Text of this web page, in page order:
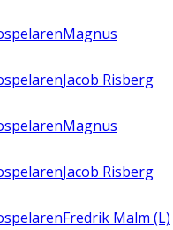
Magnus
Jacob Risberg
Magnus
Jacob Risberg
Fredrik Malm (L)